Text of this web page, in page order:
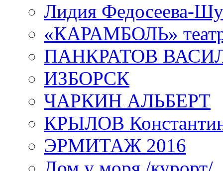
Лидия Федосеева-
«КАРАМБОЛЬ»
ПАНКРАТОВ
ИЗБОРСК
ЧАРКИН АЛЬБЕРТ
КРЫЛОВ
ЭРМИТАЖ 2016